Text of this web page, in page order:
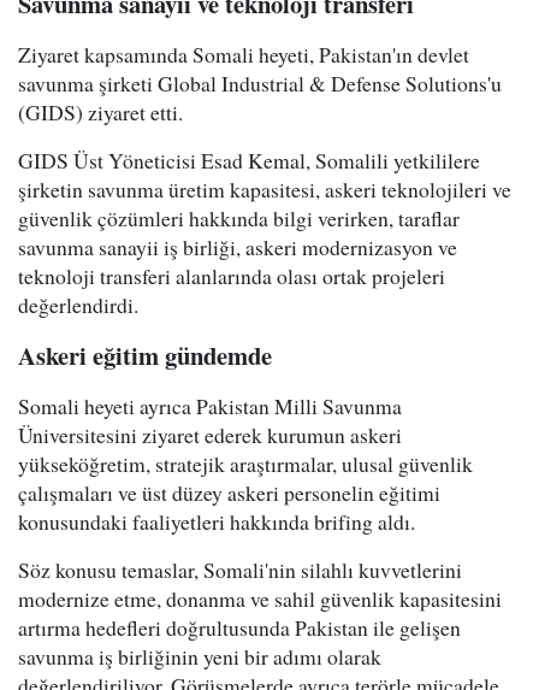
Ziyaret kapsamında Somali heyeti, Pakistan'ın devlet
savunma şirketi Global Industrial & Defense Solutions'u
(GIDS) ziyaret etti.
GIDS Üst Yöneticisi Esad Kemal, Somalili yetkililere
şirketin savunma üretim kapasitesi, askeri teknolojileri ve
güvenlik çözümleri hakkında bilgi verirken, taraflar
savunma sanayii iş birliği, askeri modernizasyon ve
teknoloji transferi alanlarında olası ortak projeleri
değerlendirdi.
Askeri eğitim gündemde
Somali heyeti ayrıca Pakistan Milli Savunma
Üniversitesini ziyaret ederek kurumun askeri
yükseköğretim, stratejik araştırmalar, ulusal güvenlik
çalışmaları ve üst düzey askeri personelin eğitimi
konusundaki faaliyetleri hakkında brifing aldı.
Söz konusu temaslar, Somali'nin silahlı kuvvetlerini
modernize etme, donanma ve sahil güvenlik kapasitesini
artırma hedefleri doğrultusunda Pakistan ile gelişen
savunma iş birliğinin yeni bir adımı olarak